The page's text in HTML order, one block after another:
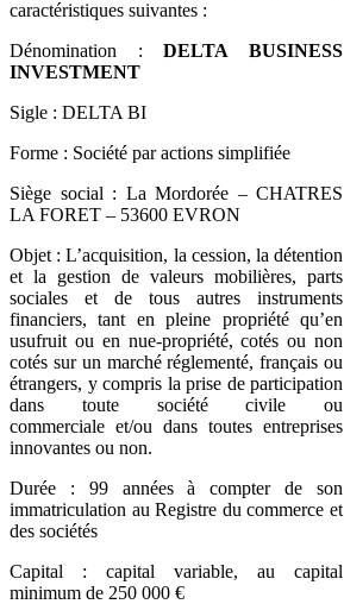
caractéristiques suivantes :
Dénomination :DELTA BUSINESS
INVESTMENT
Sigle : DELTA BI
Forme : Société par actions simplifiée
Siège social : La Mordorée – CHATRES
LA FORET – 53600 EVRON
Objet : L’acquisition, la cession, la détention
et la gestion de valeurs mobilières, parts
sociales et de tous autres instruments
financiers, tant en pleine propriété qu’en
usufruit ou en nue-propriété, cotés ou non
cotés sur un marché réglementé, français ou
étrangers, y compris la prise de participation
dans toute société civile ou
commerciale et/ou dans toutes entreprises
innovantes ou non.
Durée : 99 années à compter de son
immatriculation au Registre du commerce et
des sociétés
Capital : capital variable, au capital
minimum de 250 000 €